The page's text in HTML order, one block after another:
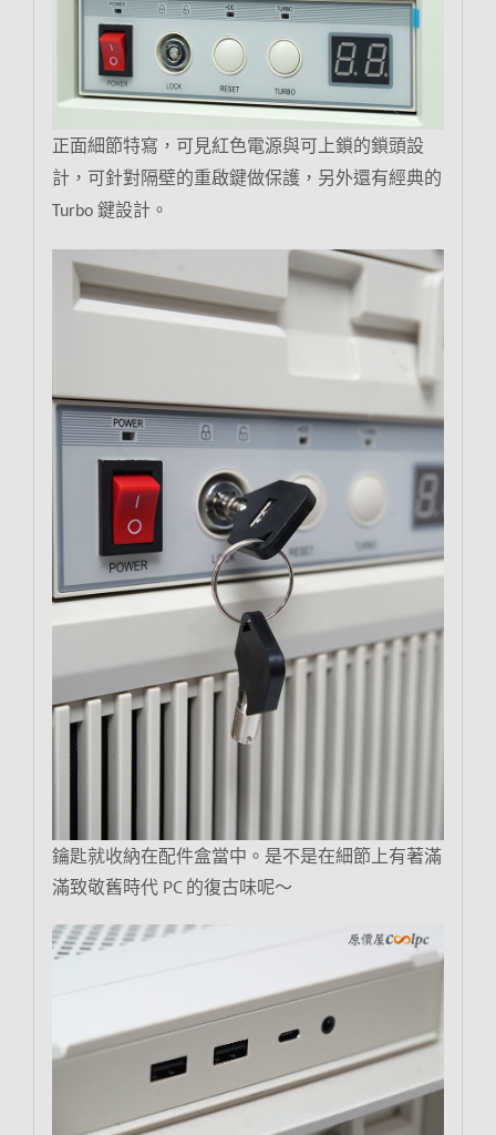
正面細節特寫，可見紅色電源與可上鎖的鎖頭設
計，可針對隔壁的重啟鍵做保護，另外還有經典的
Turbo 鍵設計。
鑰匙就收納在配件盒當中。是不是在細節上有著滿
滿致敬舊時代 PC 的復古味呢～